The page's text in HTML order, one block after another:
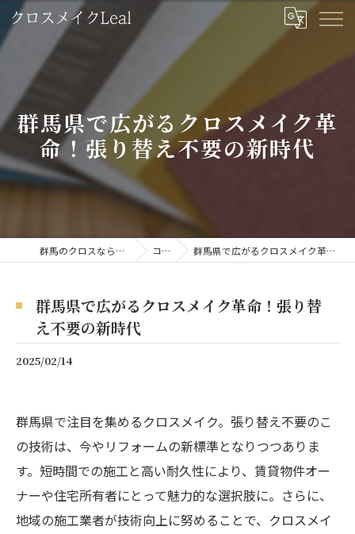
群馬県で広がるクロスメイク革
命！張り替え不要の新時代
群馬のクロスならクロスメイクLeal コラム 群馬県で広がるクロスメイク革命！張り替え不要の新時代
群馬県で広がるクロスメイク革命！張り替
え不要の新時代
2025/02/14
群馬県で注目を集めるクロスメイク。張り替え不要のこ
の技術は、今やリフォームの新標準となりつつありま
す。短時間での施工と高い耐久性により、賃貸物件オー
ナーや住宅所有者にとって魅力的な選択肢に。さらに、
地域の施工業者が技術向上に努めることで、クロスメイ